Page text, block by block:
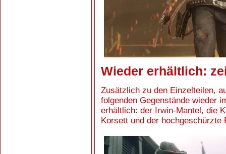
Wieder erhältlich:
Zusätzlich zu den Einzelteilen,
folgenden Gegenstände wieder
erhältlich: der Irwin-Mantel, die
Korsett und der hochgeschürzte